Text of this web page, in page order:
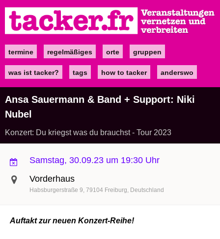
zum
Inhalt
Maintermine regelmäßiges orte gruppen
was ist tacker? tags how to tacker anderswo
Ansa Sauermann & Band + Support: Niki
Nubel
Konzert: Du kriegst was du brauchst - Tour 2023
Samstag, 30.09.23 um 19:30 Uhr
Vorderhaus
Habsburgerstraße 9 79104 Freiburg Deutschland
Auftakt zur neuen Konzert-Reihe!